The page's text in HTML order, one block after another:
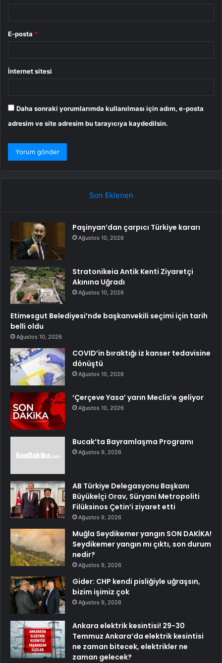
E-posta *
İnternet sitesi
Daha sonraki yorumlarımda kullanılması için adım, e-posta
adresim ve site adresim bu tarayıcıya kaydedilsin.
Son Eklenen
Paşinyan’dan çarpıcı Türkiye kararı
Ağustos 10, 2026
Stratonikeia Antik Kenti Ziyaretçi
Akınına Uğradı
Ağustos 10, 2026
Etimesgut Belediyesi’nde başkanvekili seçimi için tarih
belli oldu
Ağustos 10, 2026
COVID’in bıraktığı iz kanser tedavisine
dönüştü
Ağustos 10, 2026
‘Çerçeve Yasa’ yarın Meclis’e geliyor
Ağustos 10, 2026
Bucak’ta Bayramlaşma Programı
Ağustos 9, 2026
AB Türkiye Delegasyonu Başkanı
Büyükelçi Orav, Süryani Metropoliti
Filüksinos Çetin’i ziyaret etti
Ağustos 9, 2026
Muğla Seydikemer yangın SON DAKİKA!
Seydikemer yangın mı çıktı, son durum
nedir?
Ağustos 9, 2026
Gider: CHP kendi pisliğiyle uğraşsın,
bizim işimiz çok
Ağustos 9, 2026
Ankara elektrik kesintisi! 29-30
Temmuz Ankara’da elektrik kesintisi
ne zaman bitecek, elektrikler ne
zaman gelecek?